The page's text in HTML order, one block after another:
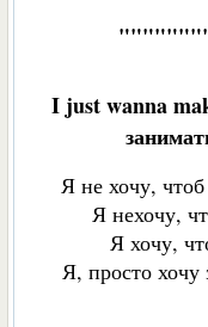
I just wanna
Я не хочу,
Я нехочу,
Я хочу,
Я, просто хочу